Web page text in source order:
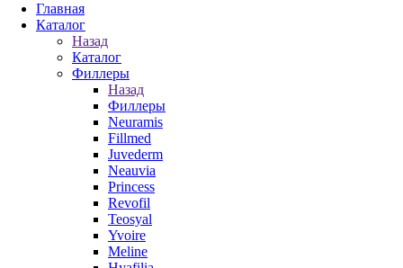
Главная
Каталог
Назад
Каталог
Филлеры
Назад
Филлеры
Neuramis
Fillmed
Juvederm
Neauvia
Princess
Revofil
Teosyal
Yvoire
Meline